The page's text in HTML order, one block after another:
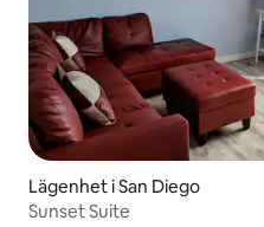
Lägenhet i San Diego
Sunset Suite